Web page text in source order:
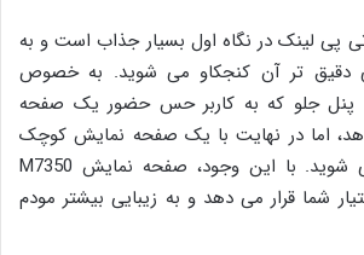
پی لینک در نگاه اول بسیار جذاب است و به
دقیق تر آن کنجکاو می شوید. به خصوص
جلو که به کاربر حس حضور یک صفحه
اما در نهایت با یک صفحه نمایش کوچک
1.4 اینچی مواجه می شوید. با این وجود، صفحه نمایش M7350
شما قرار می دهد و به زیبایی بیشتر مودم